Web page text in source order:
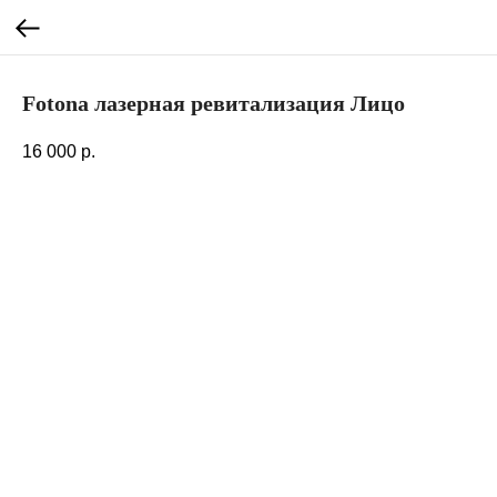
Fotona лазерная ревитализация Лицо
16 000 р.